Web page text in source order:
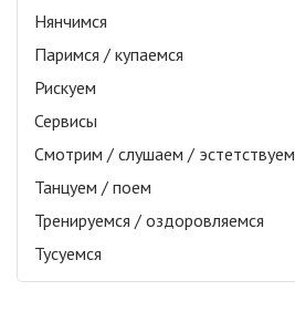
Нянчимся
Паримся / купаемся
Рискуем
Сервисы
Смотрим / слушаем / эстетствуем
Танцуем / поем
Тренируемся / оздоровляемся
Тусуемся